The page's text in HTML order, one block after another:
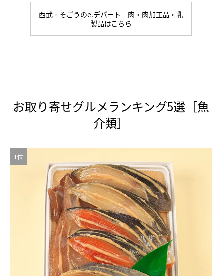
西武・そごうのe.デパート 肉・肉加工品・乳
製品はこちら
お取り寄せグルメランキング5選［魚
介類］
1位